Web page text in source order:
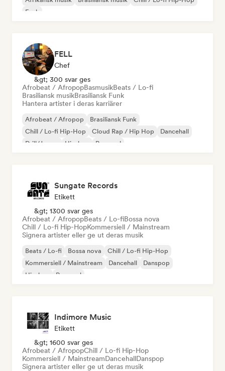
Funk
FELL
Chef
&gt; 300 svar ges
Afrobeat / AfropopBasmusikBeats / Lo-fi
Brasiliansk musikBrasiliansk Funk
Hantera artister i deras karriärer
Afrobeat / Afropop
Brasiliansk Funk
Chill / Lo-fi Hip-Hop
Cloud Rap / Hip Hop
Dancehall
Drill/Jersey
Hip-hop Pop soul
Sungate Records
Etikett
&gt; 1300 svar ges
Afrobeat / AfropopBeats / Lo-fiBossa nova
Chill / Lo-fi Hip-HopKommersiell / Mainstream
Signera artister eller ge ut deras musik
Beats / Lo-fi Bossa nova
Chill / Lo-fi Hip-Hop
Kommersiell / Mainstream
Dancehall
Danspop
Hip-hop
Pop soul
Indimore Music
Etikett
&gt; 1600 svar ges
Afrobeat / AfropopChill / Lo-fi Hip-Hop
Kommersiell / MainstreamDancehallDanspop
Signera artister eller ge ut deras musik